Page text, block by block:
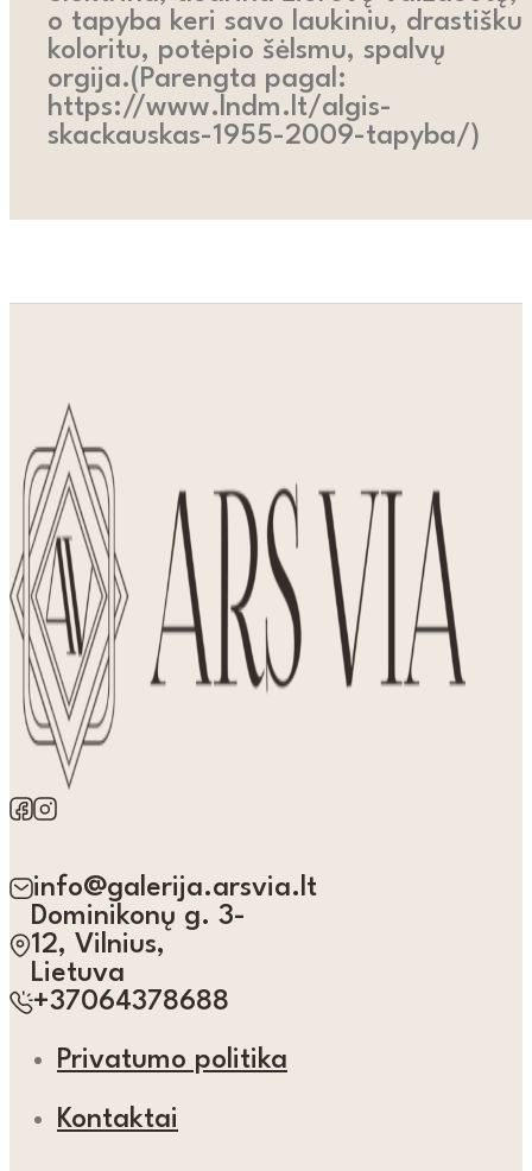
o tapyba keri savo laukiniu, drastišku
koloritu, potėpio šėlsmu, spalvų
orgija.(Parengta pagal:
https://www.lndm.lt/algis-
skackauskas-1955-2009-tapyba/)
info@galerija.arsvia.lt
Dominikonų g. 3-
12, Vilnius,
Lietuva
+37064378688
Privatumo politika
Kontaktai